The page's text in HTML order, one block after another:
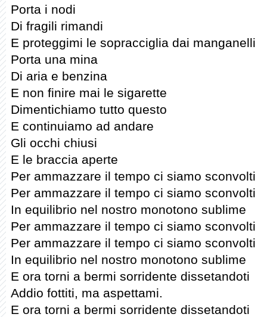
Porta i nodi
Di fragili rimandi
E proteggimi le sopracciglia dai manganelli
Porta una mina
Di aria e benzina
E non finire mai le sigarette
Dimentichiamo tutto questo
E continuiamo ad andare
Gli occhi chiusi
E le braccia aperte
Per ammazzare il tempo ci siamo sconvolti
Per ammazzare il tempo ci siamo sconvolti
In equilibrio nel nostro monotono sublime
Per ammazzare il tempo ci siamo sconvolti
Per ammazzare il tempo ci siamo sconvolti
In equilibrio nel nostro monotono sublime
E ora torni a bermi sorridente dissetandoti
Addio fottiti, ma aspettami.
E ora torni a bermi sorridente dissetandoti